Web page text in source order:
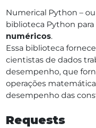
Numerical Python –
biblioteca Python para
numéricos.
Essa biblioteca
cientistas de dados
desempenho, que
operações
desempenho das
Requests